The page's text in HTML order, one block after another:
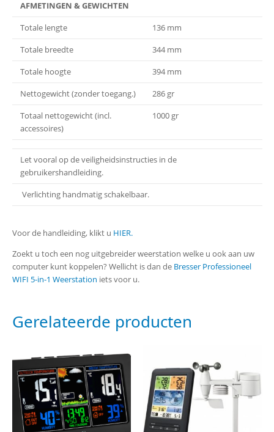
AFMETINGEN & GEWICHTEN
Totale lengte
136 mm
Totale breedte
344 mm
Totale hoogte
394 mm
Nettogewicht (zonder toegang.)
286 gr
Totaal nettogewicht (incl.
accessoires)
1000 gr
Let vooral op de veiligheidsinstructies in de
gebruikershandleiding.
Verlichting handmatig schakelbaar.
Voor de handleiding, klikt u HIER.
Zoekt u toch een nog uitgebreider weerstation welke u ook aan uw
computer kunt koppelen? Wellicht is dan de Bresser Professioneel
WIFI 5-in-1 Weerstation iets voor u.
Gerelateerde producten